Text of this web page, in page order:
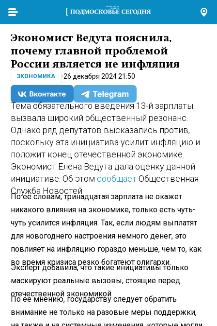
Экономист Ведута пояснила,
почему главной проблемой
России является не инфляция
ЭКОНОМИКА 26 декабря 2024 21:50
Тема обязательного введения 13-й зарплаты
вызвала широкий общественный резонанс.
Однако ряд депутатов высказались против,
поскольку эта инициатива усилит инфляцию и
положит конец отечественной экономике.
Экономист Елена Ведута дала оценку данной
инициативе. Об этом сообщаетОбщественная
Служба Новостей.
По ее словам, тринадцатая зарплата не окажет
никакого влияния на экономике, только есть чуть-
чуть усилится инфляция. Так, если людям выплатят
для новогоднего настроения немного денег, это
повлияет на инфляцию гораздо меньше, чем то, как
во время кризиса резко богатеют олигархи.
Эксперт добавила, что такие инициативы только
маскируют реальные вызовы, стоящие перед
отечественной экономикой.
По ее мнению, государству следует обратить
внимание не только на разовые меры поддержки,